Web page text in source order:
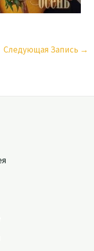
Следующая Запись →